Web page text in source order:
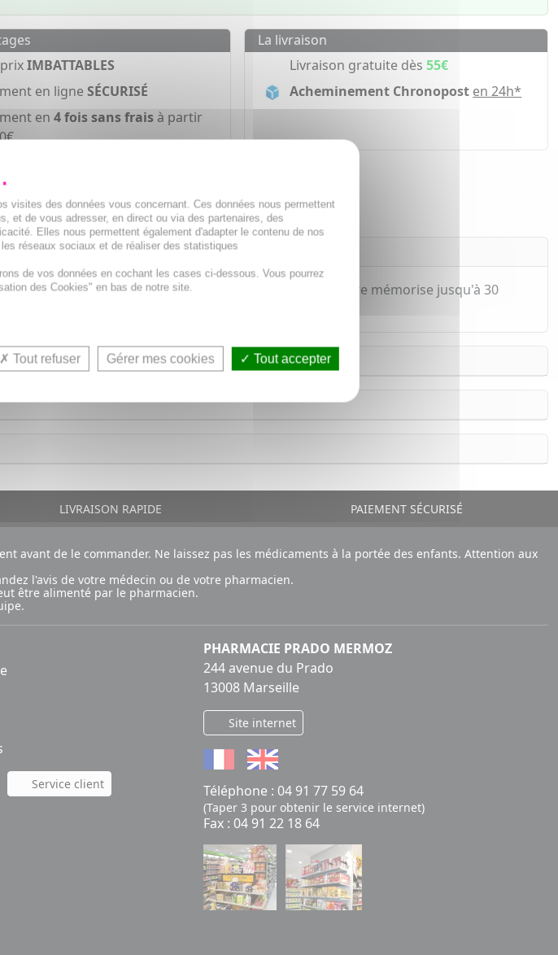
IMBATTABLES
en ligne SÉCURISÉ
en 4 fois sans fraisà partir
La livraison
Livraison gratuite dès55€
Acheminement Chronopost en 24h*
corporelle ou d'une surface. Le thermomètre mémorise jusqu'à 30
LIVRAISON RAPIDE PAIEMENT SÉCURISÉ
avant de le commander. Ne laissez pas les médicaments à la portée des enfants. Attention aux
l'avis de votre médecin ou de votre pharmacien.
être alimenté par le pharmacien.
Service client
PHARMACIE PRADO MERMOZ
244 avenue du Prado
13008 Marseille
Site internet
Téléphone : 04 91 77 59 64
(Taper 3 pour obtenir le service internet)
Fax : 04 91 22 18 64
visites des données vous concernant. Ces données nous permettent
et de vous adresser, en direct ou via des partenaires, des
Elles nous permettent également d'adapter le contenu de nos
réseaux sociaux et de réaliser des statistiques
de vos données en cochant les cases ci-dessous. Vous pourrez
des Cookies" en bas de notre site.
Tout refuser Gérer mes cookies Tout accepter